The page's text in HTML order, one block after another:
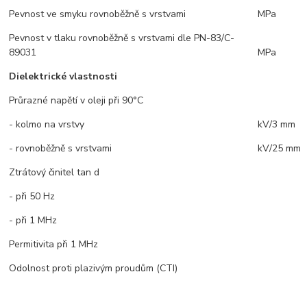
Pevnost ve smyku rovnoběžně s vrstvami
MPa
Pevnost v tlaku rovnoběžně s vrstvami dle PN-83/C-
89031
MPa
Dielektrické vlastnosti
Průrazné napětí v oleji při 90°C
- kolmo na vrstvy
- rovnoběžně s vrstvami
kV/3 mm
kV/25 mm
Ztrátový činitel tan d
- při 50 Hz
- při 1 MHz
Permitivita při 1 MHz
Odolnost proti plazivým proudům (CTI)